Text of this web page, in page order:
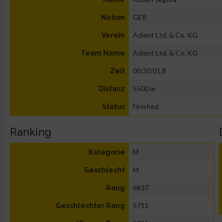
Nation GER
Verein Adient Ltd. & Co. KG
Team Name Adient Ltd. & Co. KG
Zeit 00:30:01.8
Distanz 5500 m
Status Finished
Ranking
Kategorie M
Geschlecht M
Rang 6837
Geschlechter Rang 5711